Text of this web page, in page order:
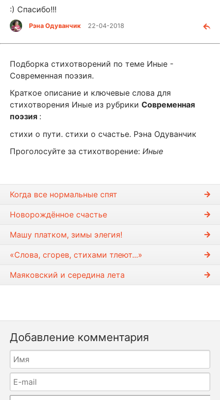
:) Спасибо!!!
Рэна Одуванчик 22-04-2018
Подборка стихотворений по теме Иные -
Современная поэзия.
Краткое описание и ключевые слова для
стихотворения Иные из рубрики Современная
поэзия :
стихи о пути. стихи о счастье. Рэна Одуванчик
Проголосуйте за стихотворение: Иные
Когда все нормальные спят
Новорождённое счастье
Машу платком, зимы элегия!
«Слова, сгорев, стихами тлеют...»
Маяковский и середина лета
Добавление комментария